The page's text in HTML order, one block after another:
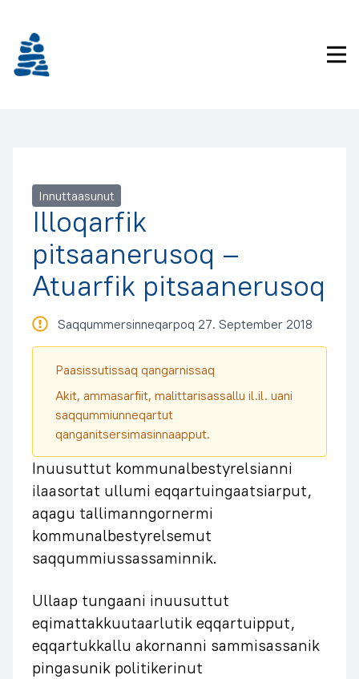
Innuttaasunut
Illoqarfik
pitsaanerusoq –
Atuarfik pitsaanerusoq
Saqqummersinneqarpoq 27. September 2018
Paasissutissaq qangarnissaq
Akit, ammasarfiit, malittarisassallu il.il. uani
saqqummiunneqartut
qanganitsersimasinnaapput.
Inuusuttut kommunalbestyrelsianni
ilaasortat ullumi eqqartuingaatsiarput,
aqagu tallimanngornermi
kommunalbestyrelsemut
saqqummiussassaminnik.
Ullaap tungaani inuusuttut
eqimattakkuutaarlutik eqqartuipput,
eqqartukkallu akornanni sammisassanik
pingasunik politikerinut